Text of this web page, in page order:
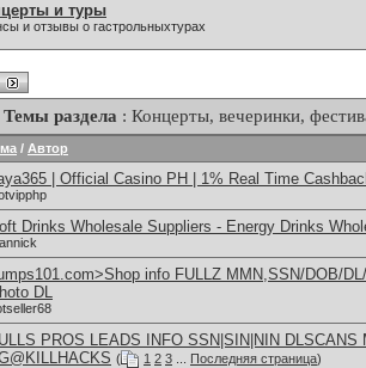
и туры
и отзывы о гастрольныхтурах
Темы раздела : Концерты, вечеринки,
/ Автор
| Official Casino PH | 1% Real Time
Drinks Wholesale Suppliers - Energy Drinks
info FULLZ MMN,SSN/DOB/
DL
PROS LEADS INFO SSN|SIN|NIN
( 1 2 3 Последняя страница)